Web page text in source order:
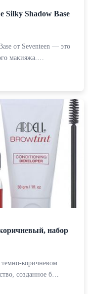
Silky Shadow Base
от Seventeen — это
макияжа.…
набор
коричневом
созданное б…